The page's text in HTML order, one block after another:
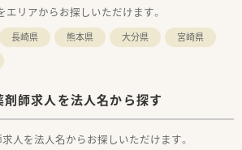
リアからお探しいただけます。
長崎県 熊本県 大分県
宮崎県
師求人を法人名から探す
人を法人名からお探しいただけます。